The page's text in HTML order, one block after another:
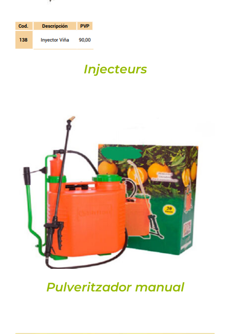
Injecteurs
DETALLS
Pulveritzador manual